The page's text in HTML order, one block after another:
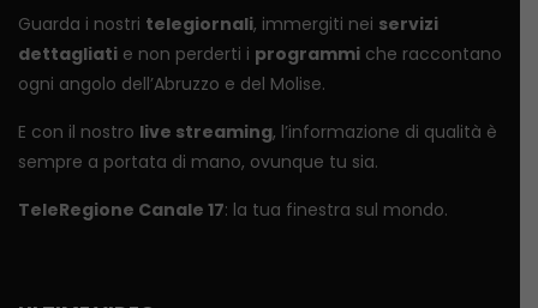
Guarda i nostri telegiornali, immergiti nei servizi
dettagliati e non perderti i programmi che raccontano
ogni angolo dell’Abruzzo e del Molise.
E con il nostro live streaming, l’informazione di qualità è
sempre a portata di mano, ovunque tu sia.
TeleRegione Canale 17: la tua finestra sul mondo.